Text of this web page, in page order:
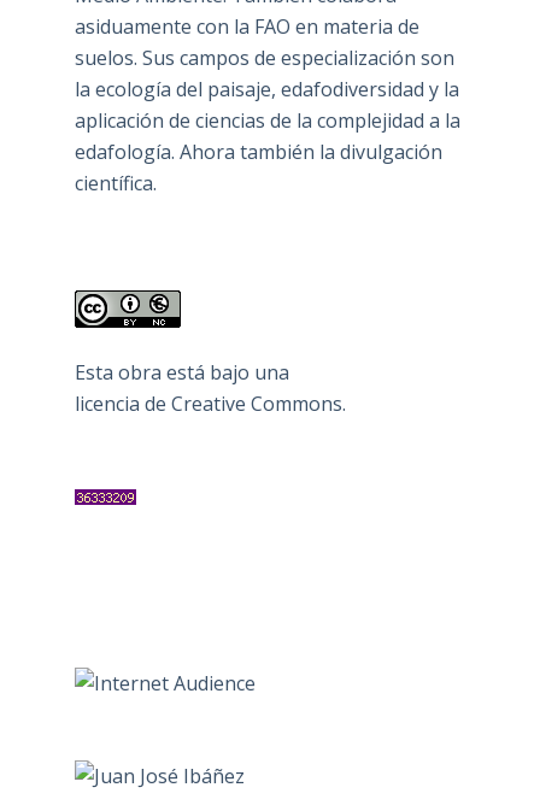
asiduamente con la FAO en materia de
suelos. Sus campos de especialización son
la ecología del paisaje, edafodiversidad y la
aplicación de ciencias de la complejidad a la
edafología. Ahora también la divulgación
científica.
Esta obra está bajo una
licencia de Creative Commons.